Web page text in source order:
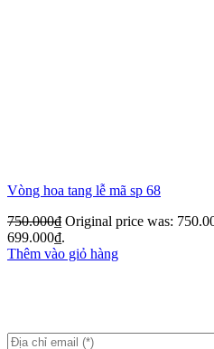
Vòng hoa tang lễ mã sp 68
750.000₫ Original price was:
699.000₫.
Thêm vào giỏ hàng